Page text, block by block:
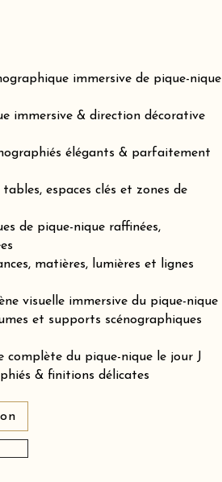
immersive de pique-nique
immersive & direction décorative
élégants & parfaitement
espaces clés et zones de
de pique-nique raffinées,
matières, lumières et lignes
visuelle immersive du pique-nique
et supports scénographiques
complète du pique-nique le jour J
& finitions délicates